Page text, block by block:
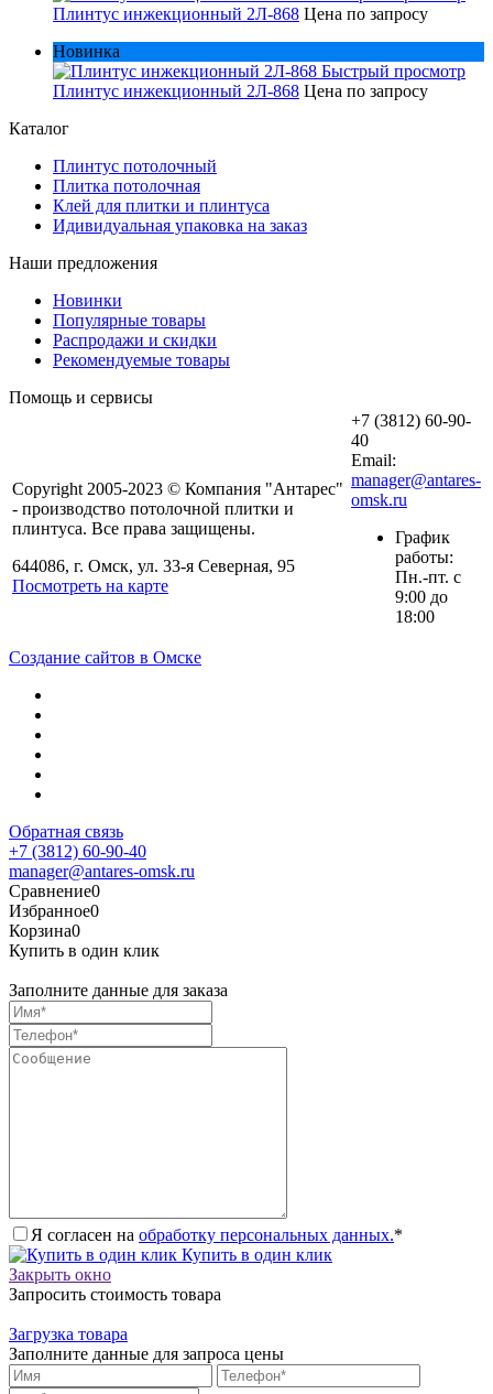
Плинтус инжекционный 2Л-868 Цена по запросу
Новинка
Быстрый просмотр
Плинтус инжекционный 2Л-868 Цена по запросу
Каталог
Плинтус потолочный
Плитка потолочная
Клей для плитки и плинтуса
Идивидуальная упаковка на заказ
Наши предложения
Новинки
Популярные товары
Распродажи и скидки
Рекомендуемые товары
Помощь и сервисы
Copyright 2005-2023 © Компания "Антарес"
- производство потолочной плитки и
плинтуса. Все права защищены.
644086, г. Омск, ул. 33-я Северная, 95
Посмотреть на карте
+7 (3812) 60-90-
40
Email:
manager@antares-
omsk.ru
График
работы:
Пн.-пт. с
9:00 до
18:00
Создание сайтов в Омске
Обратная связь
+7 (3812) 60-90-40
manager@antares-omsk.ru
Сравнение0
Избранное0
Корзина0
Купить в один клик
Заполните данные для заказа
Я согласен на обработку персональных данных.*
Купить в один клик
Закрыть окно
Запросить стоимость товара
Загрузка товара
Заполните данные для запроса цены